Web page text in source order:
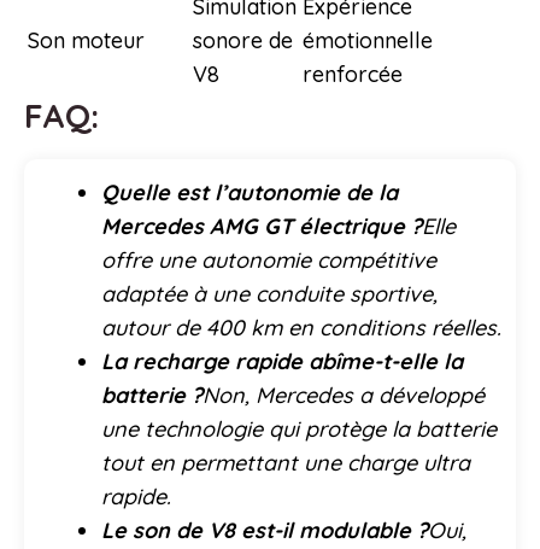
Son moteur
Simulation
sonore de
V8
Expérience
émotionnelle
renforcée
FAQ:
Quelle est l’autonomie de la
Mercedes AMG GT électrique ?Elle
offre une autonomie compétitive
adaptée à une conduite sportive,
autour de 400 km en conditions réelles.
La recharge rapide abîme-t-elle la
batterie ?Non, Mercedes a développé
une technologie qui protège la batterie
tout en permettant une charge ultra
rapide.
Le son de V8 est-il modulable ?Oui,